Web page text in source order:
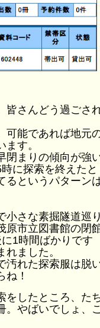
皆さんどう過ごさ
可能であれば地元
す。
閉まりの傾向が強
に探索を終えたと
るというパターン
小さな素掘隧道巡
原市立図書館の閉
1時間ばかりです
ました。
汚れた探索服は脱
ね！
をしたところ、た
。やばいでしょ、